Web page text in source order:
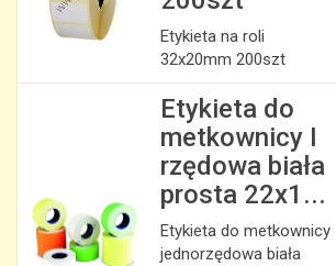
Etykieta na roli
32x20mm 200szt
Etykieta do
metkownicy I
rzędowa biała
prosta 22x1...
Etykieta do metkownicy
jednorzędowa biała